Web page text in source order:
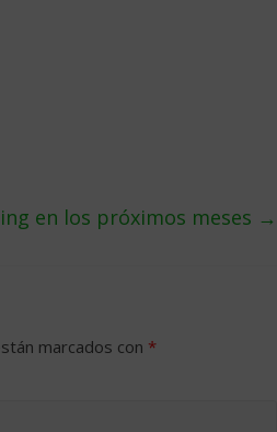
en los próximos meses →
marcados con *